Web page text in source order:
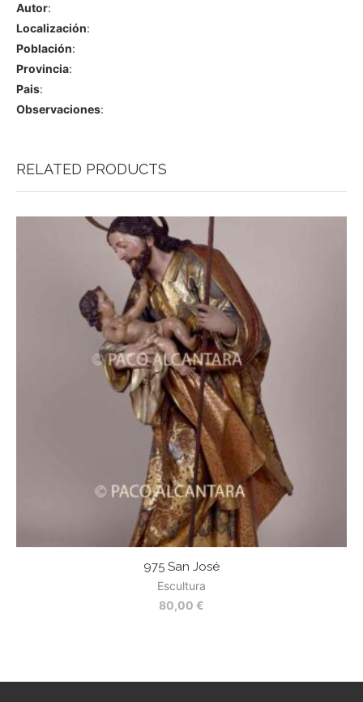
Autor:
Localización:
Población:
Provincia:
Pais:
Observaciones:
RELATED PRODUCTS
975 San José
Escultura
80,00 €